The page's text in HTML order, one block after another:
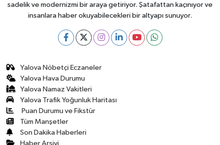
sadelik ve modernizmi bir araya getiriyor. Şatafattan kaçınıyor ve
insanlara haber okuyabilecekleri bir altyapı sunuyor.
Yalova Nöbetçi Eczaneler
Yalova Hava Durumu
Yalova Namaz Vakitleri
Yalova Trafik Yoğunluk Haritası
Puan Durumu ve Fikstür
Tüm Manşetler
Son Dakika Haberleri
Haber Arşivi